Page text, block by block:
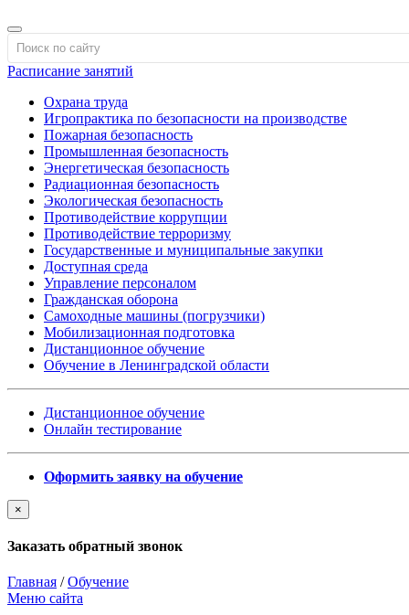
Расписание занятий
Охрана труда
Игропрактика по безопасности на производстве
Пожарная безопасность
Промышленная безопасность
Энергетическая безопасность
Радиационная безопасность
Экологическая безопасность
Противодействие коррупции
Противодействие терроризму
Государственные и муниципальные закупки
Доступная среда
Управление персоналом
Гражданская оборона
Самоходные машины (погрузчики)
Мобилизационная подготовка
Дистанционное обучение
Обучение в Ленинградской области
Дистанционное обучение
Онлайн тестирование
Оформить заявку на обучение
×
Заказать обратный звонок
Главная /Обучение
Меню сайта